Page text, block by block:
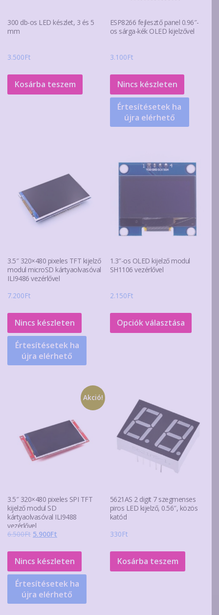
300 db-os LED készlet, 3 és 5
mm
3.500Ft
Kosárba teszem
ESP8266 fejlesztő panel 0.96″-
os sárga-kék OLED kijelzővel
3.100Ft
Nincs készleten
Értesítésetek ha
újra elérhető
3.5″ 320×480 pixeles TFT kijelző
modul microSD kártyaolvasóval
ILI9486 vezérlővel
7.200Ft
Nincs készleten
Értesítésetek ha
újra elérhető
1.3″-os OLED kijelző modul
SH1106 vezérlővel
2.150Ft
Opciók választása
Ennek
Akció!
3.5″ 320×480 pixeles SPI TFT
kijelző modul SD
kártyaolvasóval ILI9488
vezérlővel
6.500Ft Original
was:
6.500Ft.
5.900Ft
is:
5.900Ft.
Nincs készleten
Értesítésetek ha
újra elérhető
5621AS 2 digit 7 szegmenses
piros LED kijelző, 0.56″, közös
katód
330Ft
Kosárba teszem